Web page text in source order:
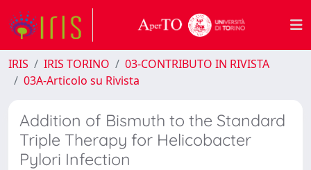
IRIS IRIS TORINO
03-CONTRIBUTO IN RIVISTA
03A-Articolo su Rivista
Addition of Bismuth to the Standard
Triple Therapy for Helicobacter
Pylori Infection